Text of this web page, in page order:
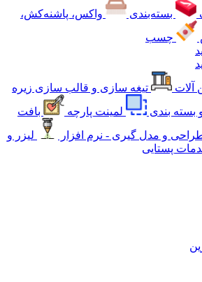
بسته‌بندی
واکس، پاشنه‌کش،
چسب
آلات
تیغه سازی و قالب سازی زیره
بسته بندی
لمینت پارچه
بافت
و مدل گیری - نرم افزار
لیزر و
پستایی